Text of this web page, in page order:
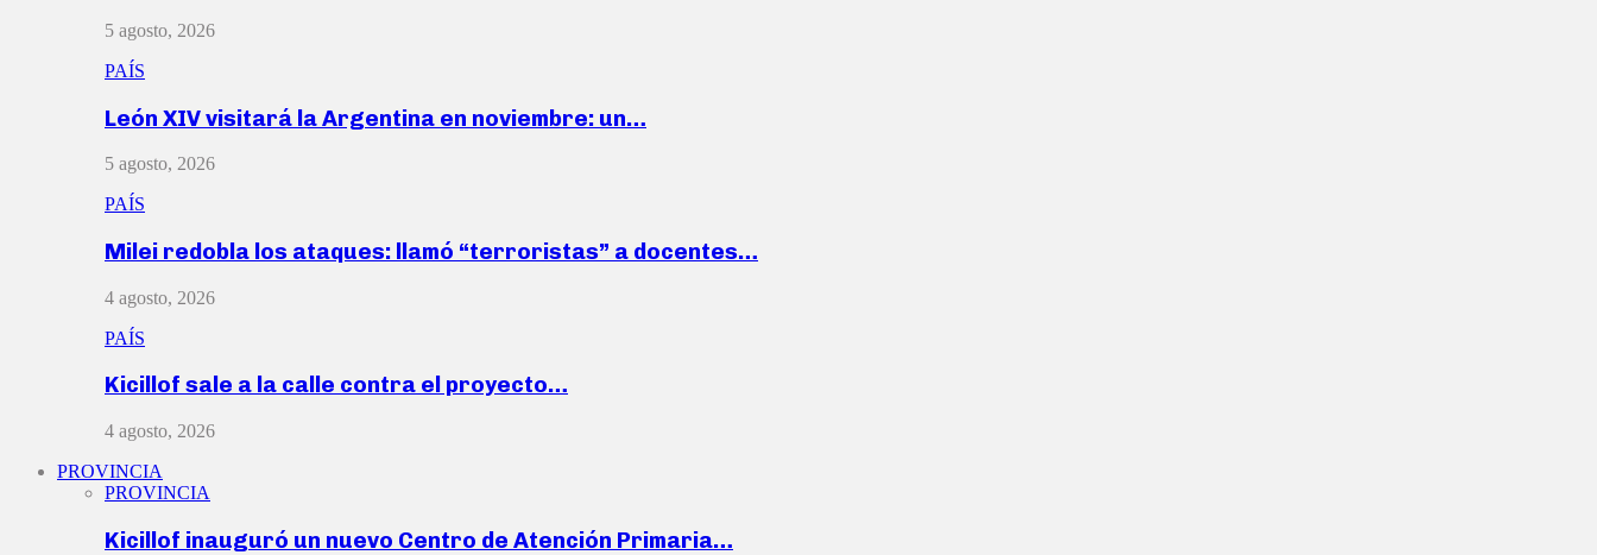
5 agosto, 2026
PAÍS
León XIV visitará la Argentina en noviembre: un…
5 agosto, 2026
PAÍS
Milei redobla los ataques: llamó “terroristas” a docentes…
4 agosto, 2026
PAÍS
Kicillof sale a la calle contra el proyecto…
4 agosto, 2026
PROVINCIA
PROVINCIA
Kicillof inauguró un nuevo Centro de Atención Primaria…